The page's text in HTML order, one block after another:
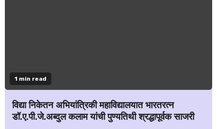
1 min read
विद्या निकेतन अभियांत्रिकी महाविद्यालयात भारतरत्न
डॉ.ए.पी.जे.अब्दुल कलाम यांची पुण्यतिथी श्रद्धापूर्वक साजरी